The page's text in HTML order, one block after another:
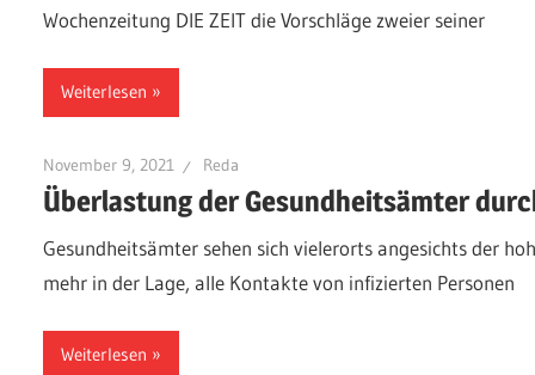
Wochenzeitung DIE ZEIT die Vorschläge zweier seiner
Weiterlesen
November 9, 2021 Reda
Überlastung der Gesundheitsämter
Gesundheitsämter sehen sich vielerorts angesichts der
mehr in der Lage, alle Kontakte von infizierten Personen
Weiterlesen